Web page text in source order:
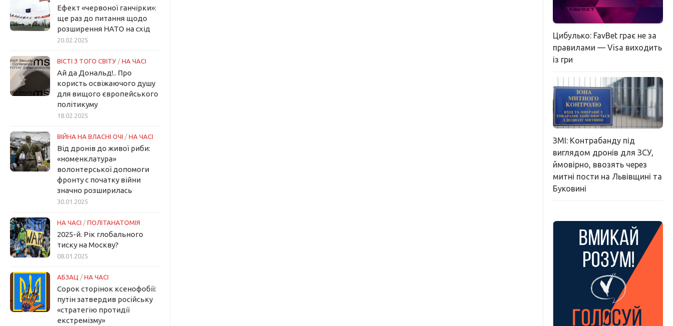
Ефект «червоної ганчірки»:
ще раз до питання щодо
розширення НАТО на схід
20.02.2025
ВІСТІ З ТОГО СВІТУ / НА ЧАСІ
Ай да Дональд!.. Про
користь освіжаючого душу
для вищого європейського
політикуму
18.02.2025
ВІЙНА НА ВЛАСНІ ОЧІ / НА ЧАСІ
Від дронів до живої риби:
«номенклатура»
волонтерської допомоги
фронту с початку війни
значно розширилась
30.01.2025
НА ЧАСІ / ПОЛІТАНАТОМІЯ
2025-й. Рік глобального
тиску на Москву?
08.01.2025
АБЗАЦ / НА ЧАСІ
Сорок сторінок ксенофобії:
путін затвердив російську
«стратегію протидії
екстремізму»
Цибулько: FavBet грає не за
правилами — Visa виходить
із гри
ЗМІ: Контрабанду під
виглядом дронів для ЗСУ,
ймовірно, ввозять через
митні пости на Львівщині та
Буковині